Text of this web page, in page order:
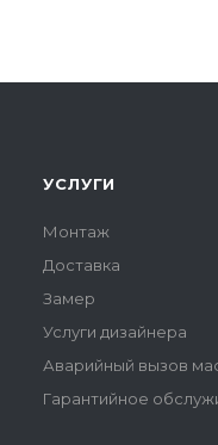
УСЛУГИ
Монтаж
Доставка
Замер
Услуги дизайнера
Аварийный вызов
Гарантийное